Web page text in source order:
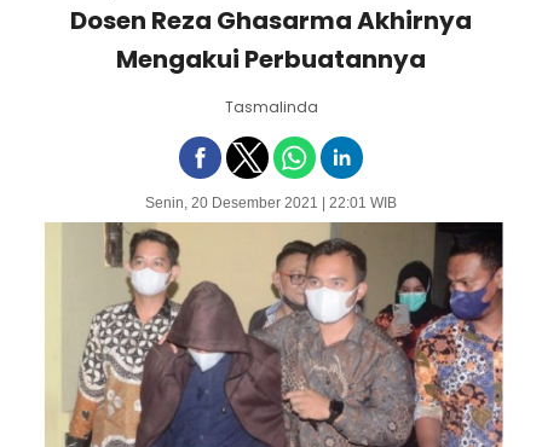
Dosen Reza Ghasarma Akhirnya
Mengakui Perbuatannya
Tasmalinda
Senin, 20 Desember 2021 | 22:01 WIB